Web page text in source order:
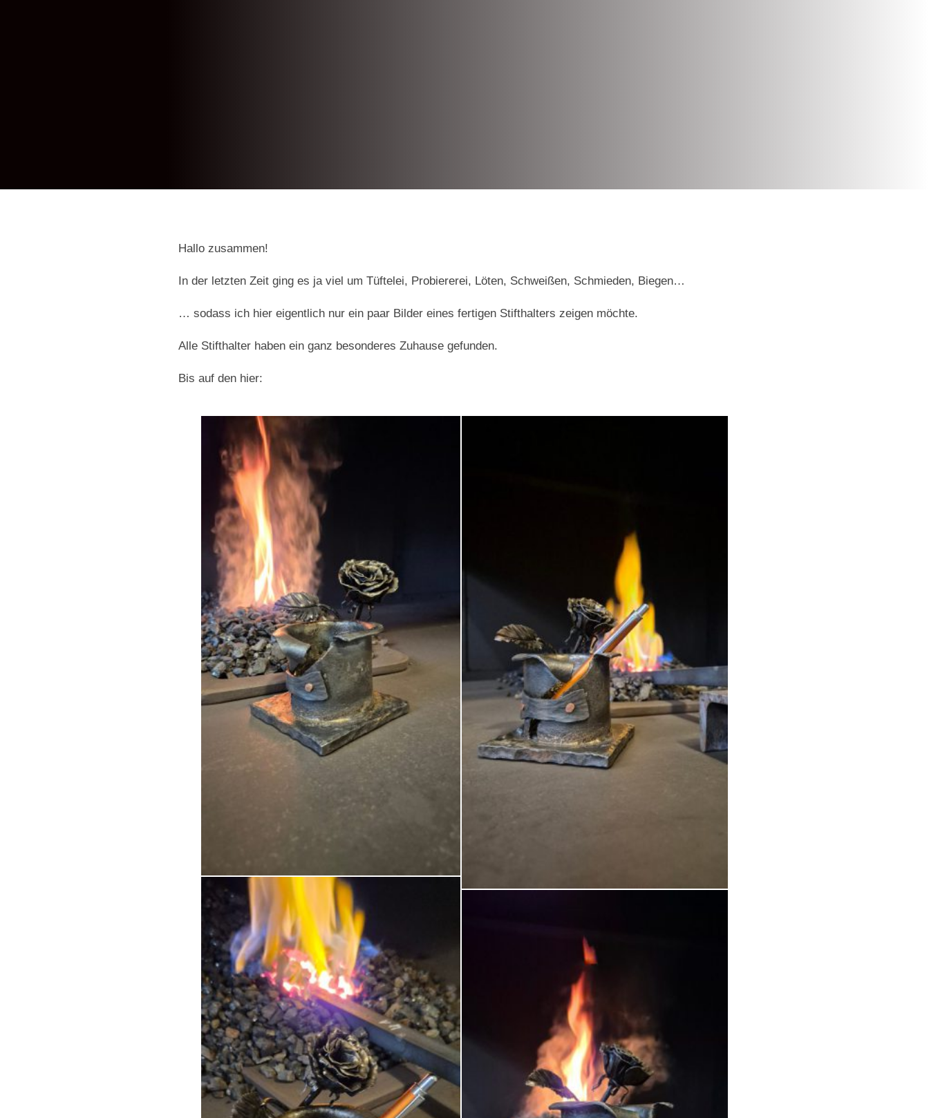
Hallo zusammen!
In der letzten Zeit ging es ja viel um Tüftelei, Probiererei, Löten, Schweißen, Schmieden, Biegen…
… sodass ich hier eigentlich nur ein paar Bilder eines fertigen Stifthalters zeigen möchte.
Alle Stifthalter haben ein ganz besonderes Zuhause gefunden.
Bis auf den hier: